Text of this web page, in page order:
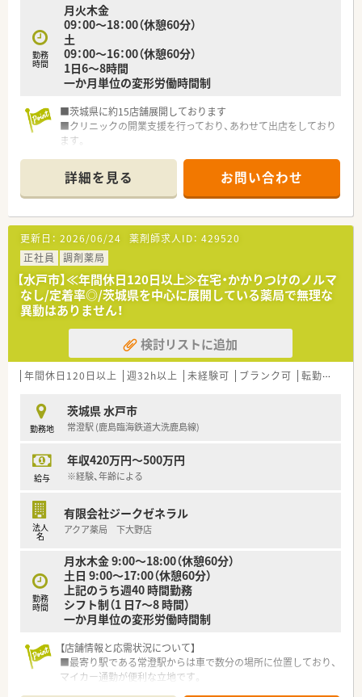
い職場です
・心療内科の門前ですが、軽い処方が多いためスキルに不安のあ
る方でも安心して働けます。
・時給も2000円〜2500円の幅で経験次第で相談可能！
・50代や60代の方でも年齢関係なく相談可能です
・門前のドクターは30代の方でクリニックとの関係性も良好で
・ほぼ残業は無く、定時での帰宅が可能です
勤務
時間
月火木金
09：00～18：00（休憩60分）
土
09：00～16：00（休憩60分）
1日6～8時間
一か月単位の変形労働時間制
■茨城県に約15店舗展開しております
■クリニックの開業支援を行っており、あわせて出店をしており
ます。
ご家庭の状況に併せて
店舗の相談が可能です。
■離職率も低く10年以上勤務している方も多数いらっしゃいま
す
■毎年数名づつ新卒採用も行っており、若手からベテラン層まで
幅広い世代の方が活
躍しています
詳細を見る お問い合わせ
更新日： 2026/06/24 薬剤師求人ID： 429520
正社員
調剤薬局
【水戸市】≪年間休日120日以上≫在宅・かかりつけのノルマ
なし/定着率◎/茨城県を中心に展開している薬局で無理な
異動はありません！
検討リストに追加
年間休日120日以上 週32h以上 未経験可 ブランク可 転勤なし
勤務地
茨城県 水戸市
常澄駅 (鹿島臨海鉄道大洗鹿島線)
給与
年収420万円～500万円
※経験、年齢による
法人
名
有限会社ジークゼネラル
アクア薬局 下大野店
勤務
時間
月水木金 9:00〜18:00（休憩60分）
土日 9:00〜17:00（休憩60分）
上記のうち週40 時間勤務
シフト制（1 日7〜8 時間）
一か月単位の変形労働時間制
【店舗情報と応需状況について】
■最寄り駅である常澄駅からは車で数分の場所に位置しており、
マイカー通勤が便利な立地です。